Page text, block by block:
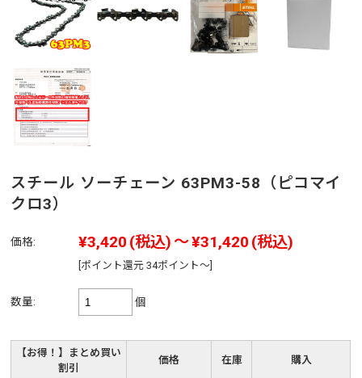
スチール ソーチェーン 63PM3-58（ピコマイ
クロ3）
価格: ¥3,420 (税込) ～¥31,420 (税込)
[ポイント還元 34ポイント～]
数量: 個
【お得！】まとめ買い
割引
価格 在庫 購入